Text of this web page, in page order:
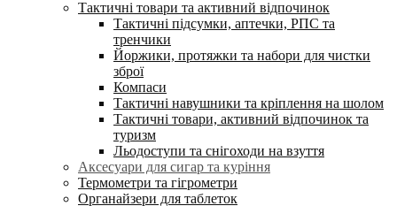
Тактичні товари та активний відпочинок
Тактичні підсумки, аптечки, РПС та
тренчики
Йоржики, протяжки та набори для чистки
зброї
Компаси
Тактичні навушники та кріплення на шолом
Тактичні товари, активний відпочинок та
туризм
Льодоступи та снігоходи на взуття
Аксесуари для сигар та куріння
Термометри та гігрометри
Органайзери для таблеток